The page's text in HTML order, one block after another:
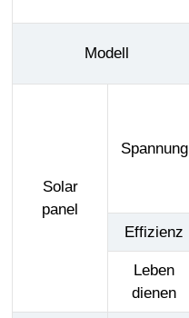
Modell
Solar
panel
Spannung
Effizienz
Leben
dienen